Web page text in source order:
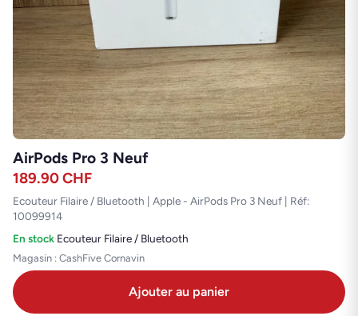
AirPods Pro 3 Neuf
189.90CHF
Ecouteur Filaire / Bluetooth | Apple - AirPods Pro 3 Neuf | Réf:
10099914
En stock·Ecouteur Filaire / Bluetooth
Magasin : CashFive Cornavin
Ajouter au panier